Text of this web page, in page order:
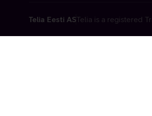
Telia Eesti ASTelia is a registered